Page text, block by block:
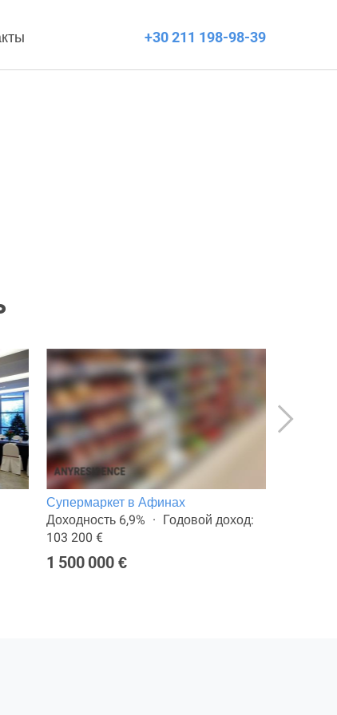
+30 211 198-98-39
Супермаркет в Афинах
Доходность 6,9%
Годовой доход:
103 200 €
1 500 000 €